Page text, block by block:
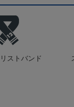
ストバンド